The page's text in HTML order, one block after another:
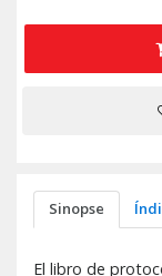
Sinopse
El libro de